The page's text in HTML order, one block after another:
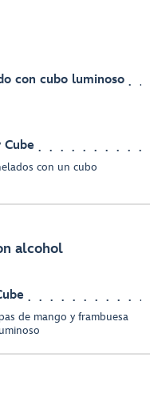
con cubo luminoso
con un cubo
alcohol
de mango y frambuesa